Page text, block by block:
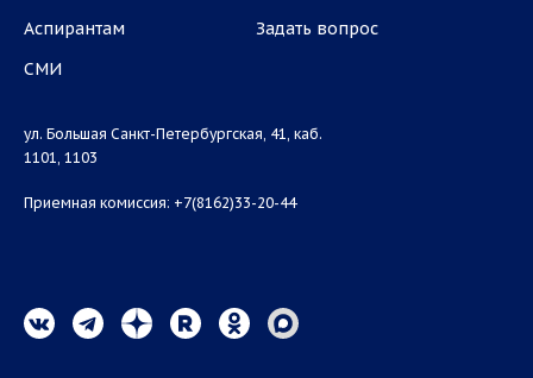
Аспирантам
СМИ
Задать вопрос
ул. Большая Санкт-Петербургская, 41, каб.
1101, 1103
Приемная комиссия: +7(8162)33-20-44